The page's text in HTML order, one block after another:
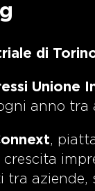
di
Unione
anno tra
,
tra aziende,